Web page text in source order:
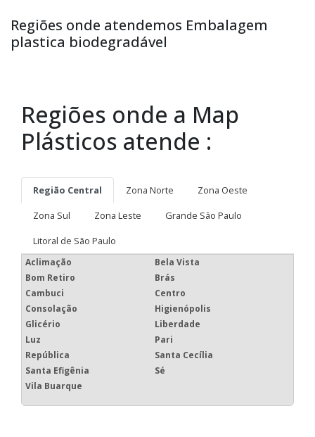
Regiões onde atendemos Embalagem
plastica biodegradável
Regiões onde a Map
Plásticos atende :
Região Central Zona Norte
Zona Oeste
Zona Sul
Zona Leste
Grande São Paulo
Litoral de São Paulo
Aclimação
Bela Vista
Bom Retiro
Brás
Cambuci
Centro
Consolação
Higienópolis
Glicério
Liberdade
Luz
Pari
República
Santa Cecília
Santa Efigênia
Sé
Vila Buarque